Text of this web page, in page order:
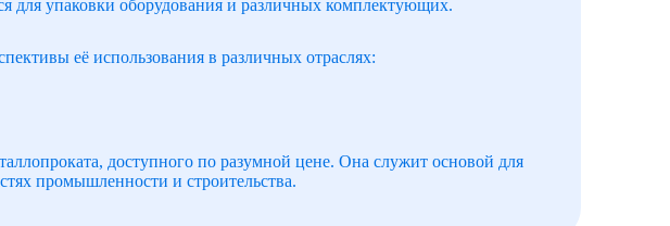
для упаковки оборудования и различных комплектующих.
её использования в различных отраслях:
доступного по разумной цене. Она служит основой для
промышленности и строительства.